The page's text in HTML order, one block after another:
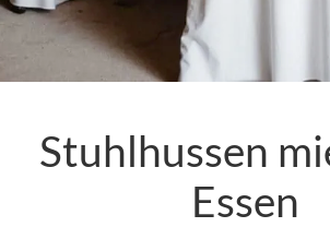
Stuhlhussen
Essen